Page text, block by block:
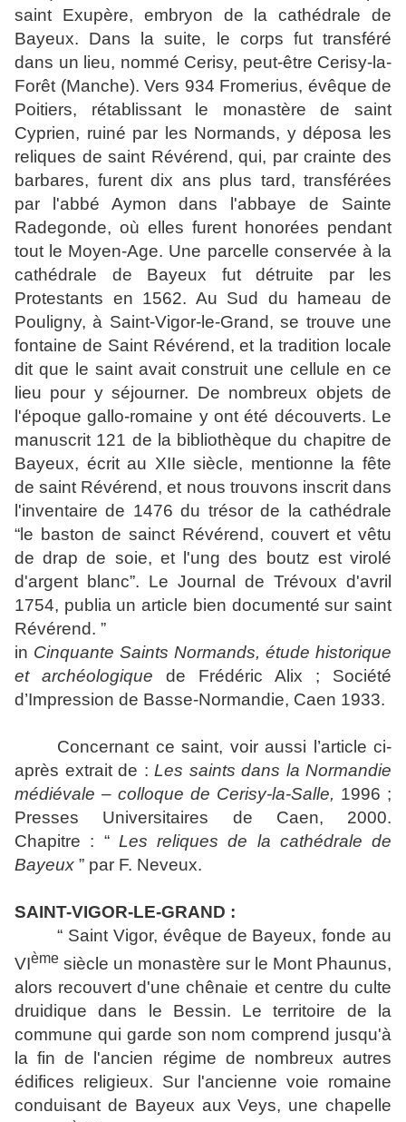
saint Exupère, embryon de la cathédrale de
Bayeux. Dans la suite, le corps fut transféré
dans un lieu, nommé Cerisy, peut-être Cerisy-la-
Forêt (Manche). Vers 934 Fromerius, évêque de
Poitiers, rétablissant le monastère de saint
Cyprien, ruiné par les Normands, y déposa les
reliques de saint Révérend, qui, par crainte des
barbares, furent dix ans plus tard, transférées
par l'abbé Aymon dans l'abbaye de Sainte
Radegonde, où elles furent honorées pendant
tout le Moyen-Age. Une parcelle conservée à la
cathédrale de Bayeux fut détruite par les
Protestants en 1562. Au Sud du hameau de
Pouligny, à Saint-Vigor-le-Grand, se trouve une
fontaine de Saint Révérend, et la tradition locale
dit que le saint avait construit une cellule en ce
lieu pour y séjourner. De nombreux objets de
l'époque gallo-romaine y ont été découverts. Le
manuscrit 121 de la bibliothèque du chapitre de
Bayeux, écrit au XIIe siècle, mentionne la fête
de saint Révérend, et nous trouvons inscrit dans
l'inventaire de 1476 du trésor de la cathédrale
“le baston de sainct Révérend, couvert et vêtu
de drap de soie, et l'ung des boutz est virolé
d'argent blanc”. Le Journal de Trévoux d'avril
1754, publia un article bien documenté sur saint
Révérend. ”
in Cinquante Saints Normands, étude historique
et archéologique de Frédéric Alix ; Société
d’Impression de Basse-Normandie, Caen 1933.
Concernant ce saint, voir aussi l’article ci-
après extrait de : Les saints dans la Normandie
médiévale – colloque de Cerisy-la-Salle, 1996 ;
Presses Universitaires de Caen, 2000.
Chapitre : “ Les reliques de la cathédrale de
Bayeux ” par F. Neveux.
SAINT-VIGOR-LE-GRAND :
“ Saint Vigor, évêque de Bayeux, fonde au
VIème siècle un monastère sur le Mont Phaunus,
alors recouvert d'une chênaie et centre du culte
druidique dans le Bessin. Le territoire de la
commune qui garde son nom comprend jusqu'à
la fin de l'ancien régime de nombreux autres
édifices religieux. Sur l'ancienne voie romaine
conduisant de Bayeux aux Veys, une chapelle